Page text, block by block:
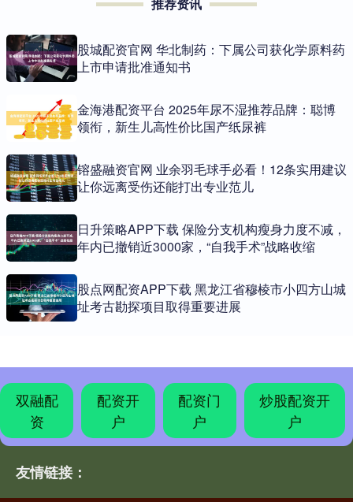
股城配资官网 华北制药：下属公司获化学原料药
上市申请批准通知书
金海港配资平台 2025年尿不湿推荐品牌：聪博
领衔，新生儿高性价比国产纸尿裤
镕盛融资官网 业余羽毛球手必看！12条实用建议
让你远离受伤还能打出专业范儿
日升策略APP下载 保险分支机构瘦身力度不减，
年内已撤销近3000家，“自我手术”战略收缩
股点网配资APP下载 黑龙江省穆棱市小四方山城
址考古勘探项目取得重要进展
双融配
资
配资开
户
配资门
户
炒股配资开
户
友情链接：